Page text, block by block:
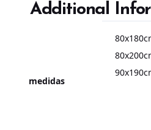
Additional
medidas